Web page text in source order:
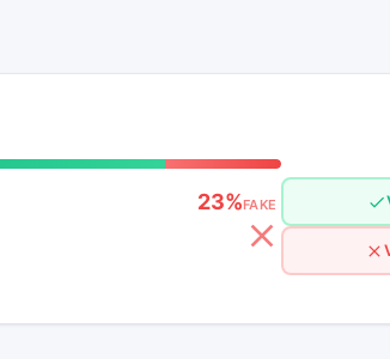
un œil attentif sur les mouvements
qui guette et les incertitudes
demeure primordial dans la